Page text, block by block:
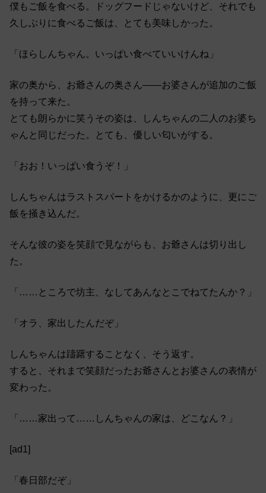
僕もご飯を食べる。ドッグフードじゃないけど、それでも
久しぶりに食べるご飯は、とても美味しかった。
「ほらしんちゃん。いっぱい食べていいけんね」
家の奥から、お爺さんの奥さん――お婆さんが追加のご飯
を持って来た。
とても朗らかに笑うその姿は、しんちゃんの二人のお婆ち
ゃんと同じだった。とても、優しい匂いがする。
「おお！いっぱい食うぞ！」
しんちゃんはラストスパートをかけるかのように、更にご
飯を掻き込んだ。
そんな彼の姿を笑顔で見ながらも、お爺さんは切り出し
た。
「……ところで坊主、なしてあんなとこでねてたんか？」
「オラ、家出したんだぞ」
しんちゃんは躊躇することなく、そう返す。
すると、それまで笑顔だったお爺さんとお婆さんの表情が
変わった。
「……家出って……しんちゃんの家は、どこなん？」
[ad1]
「春日部だぞ」